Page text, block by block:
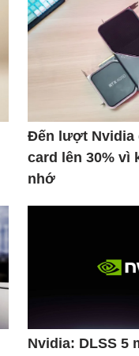
Đến lượt Nvidia
card lên 30% vì
nhớ
Nvidia: DLSS 5